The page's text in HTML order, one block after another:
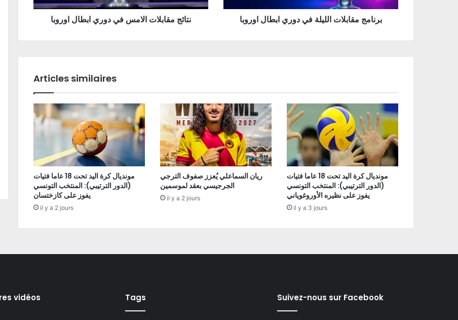
نتائج مقابلات الامس في دوري ابطال اوروبا برنامج مقابلات الليلة في دوري ابطال اوروبا
Articles similaires
مونديال كرة اليد تحت 18 عاما فتيات
(الدور الترتيبي): المنتخب التونسي
يفوز على كازختسان
il y a 2 jours
ريان السماعلي يُعزز صفوف الترجي
الجرجيسي بعقد لموسمين
il y a 2 jours
مونديال كرة اليد تحت 18 عاما فتيات
(الدور الترتيبي): المنتخب التونسي
يفوز على نظيره الأوروغوياني
il y a 3 jours
vidéos Tags Suivez-nous sur Facebook